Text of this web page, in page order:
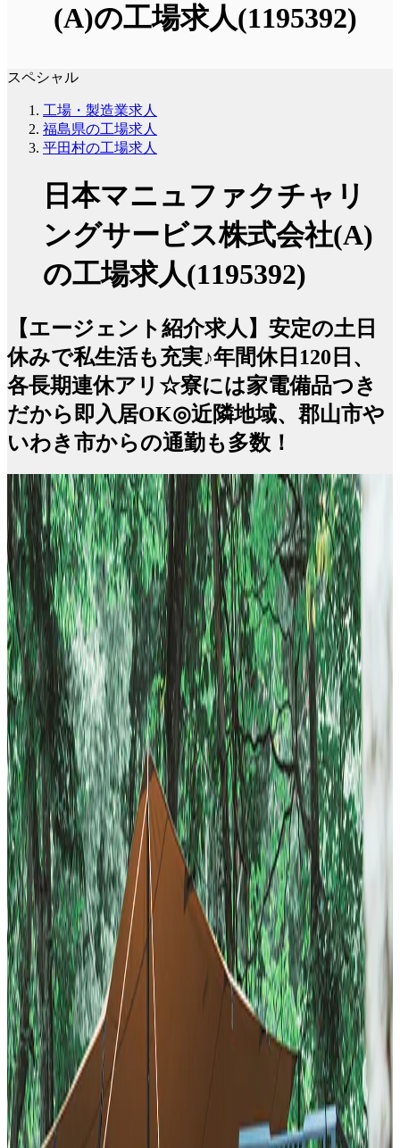
(A)の工場求人(1195392)
スペシャル
工場・製造業求人
福島県の工場求人
平田村の工場求人
日本マニュファクチャリ
ングサービス株式会社(A)
の工場求人(1195392)
【エージェント紹介求人】安定の土日
休みで私生活も充実♪年間休日120日、
各長期連休アリ☆寮には家電備品つき
だから即入居OK◎近隣地域、郡山市や
いわき市からの通勤も多数！